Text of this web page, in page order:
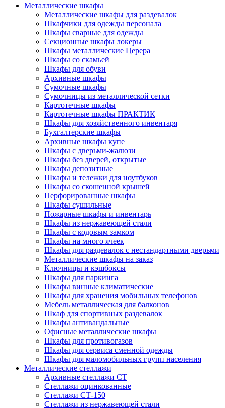
Металлические шкафы
Металлические шкафы для раздевалок
Шкафчики для одежды персонала
Шкафы сварные для одежды
Секционные шкафы локеры
Шкафы металлические Церера
Шкафы со скамьей
Шкафы для обуви
Архивные шкафы
Сумочные шкафы
Сумочницы из металлической сетки
Картотечные шкафы
Картотечные шкафы ПРАКТИК
Шкафы для хозяйственного инвентаря
Бухгалтерские шкафы
Архивные шкафы купе
Шкафы с дверьми-жалюзи
Шкафы без дверей, открытые
Шкафы депозитные
Шкафы и тележки для ноутбуков
Шкафы со скошенной крышей
Перфорированные шкафы
Шкафы сушильные
Пожарные шкафы и инвентарь
Шкафы из нержавеющей стали
Шкафы с кодовым замком
Шкафы на много ячеек
Шкафы для раздевалок с нестандартными дверьми
Металлические шкафы на заказ
Ключницы и кэшбоксы
Шкафы для паркинга
Шкафы винные климатические
Шкафы для хранения мобильных телефонов
Мебель металлическая для балконов
Шкаф для спортивных раздевалок
Шкафы антивандальные
Офисные металлические шкафы
Шкафы для противогазов
Шкафы для сервиса сменной одежды
Шкафы для маломобильных групп населения
Металлические стеллажи
Архивные стеллажи СТ
Стеллажи оцинкованные
Стеллажи СТ-150
Стеллажи из нержавеющей стали